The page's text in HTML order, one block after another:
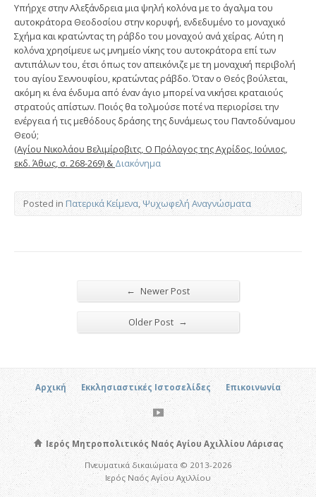
Υπήρχε στην Αλεξάνδρεια μια ψηλή κολόνα με το άγαλμα του
αυτοκράτορα Θεοδοσίου στην κορυφή, ενδεδυμένο το μοναχικό
Σχήμα και κρατώντας τη ράβδο του μοναχού ανά χείρας. Αύτη η
κολόνα χρησίμευε ως μνημείο νίκης του αυτοκράτορα επί των
αντιπάλων του, έτσι όπως τον απεικόνιζε με τη μοναχική περιβολή
του αγίου Σεννουφίου, κρατώντας ράβδο. Όταν ο Θεός βούλεται,
ακόμη κι ένα ένδυμα από έναν άγιο μπορεί να νικήσει κραταιούς
στρατούς απίστων. Ποιός θα τολμούσε ποτέ να περιορίσει την
ενέργεια ή τις μεθόδους δράσης της δυνάμεως του Παντοδύναμου
Θεού;
(Αγίου Νικολάου Βελιμίροβιτς, Ο Πρόλογος της Αχρίδος, Ιούνιος,
εκδ. Άθως, σ. 268-269) & Διακόνημα
Posted in Πατερικά Κείμενα,Ψυχωφελή Αναγνώσματα
← Newer Post
Older Post →
Αρχική Εκκλησιαστικές Ιστοσελίδες Επικοινωνία
Ιερός Μητροπολιτικός Ναός Αγίου Αχιλλίου Λάρισας
Πνευματικά δικαιώματα © 2013-2026
Ιερός Ναός Αγίου Αχιλλίου